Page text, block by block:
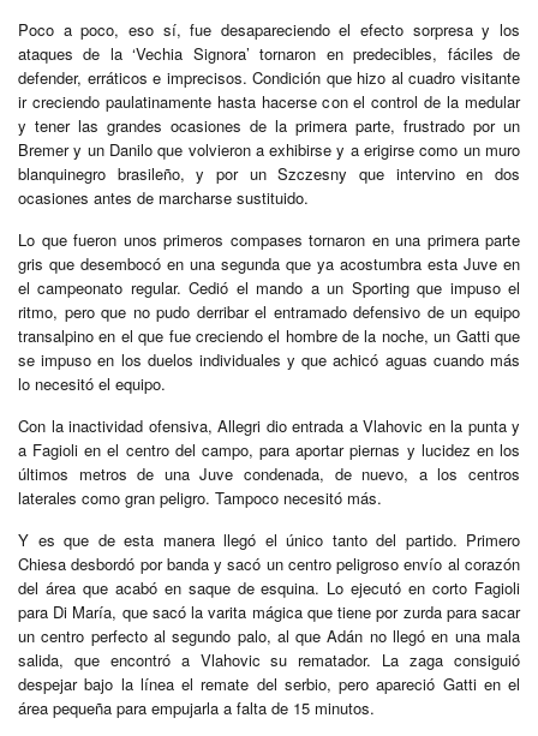
Poco a poco, eso sí, fue desapareciendo el efecto sorpresa y los
ataques de la ‘Vechia Signora’ tornaron en predecibles, fáciles de
defender, erráticos e imprecisos. Condición que hizo al cuadro visitante
ir creciendo paulatinamente hasta hacerse con el control de la medular
y tener las grandes ocasiones de la primera parte, frustrado por un
Bremer y un Danilo que volvieron a exhibirse y a erigirse como un muro
blanquinegro brasileño, y por un Szczesny que intervino en dos
ocasiones antes de marcharse sustituido.
Lo que fueron unos primeros compases tornaron en una primera parte
gris que desembocó en una segunda que ya acostumbra esta Juve en
el campeonato regular. Cedió el mando a un Sporting que impuso el
ritmo, pero que no pudo derribar el entramado defensivo de un equipo
transalpino en el que fue creciendo el hombre de la noche, un Gatti que
se impuso en los duelos individuales y que achicó aguas cuando más
lo necesitó el equipo.
Con la inactividad ofensiva, Allegri dio entrada a Vlahovic en la punta y
a Fagioli en el centro del campo, para aportar piernas y lucidez en los
últimos metros de una Juve condenada, de nuevo, a los centros
laterales como gran peligro. Tampoco necesitó más.
Y es que de esta manera llegó el único tanto del partido. Primero
Chiesa desbordó por banda y sacó un centro peligroso envío al corazón
del área que acabó en saque de esquina. Lo ejecutó en corto Fagioli
para Di María, que sacó la varita mágica que tiene por zurda para sacar
un centro perfecto al segundo palo, al que Adán no llegó en una mala
salida, que encontró a Vlahovic su rematador. La zaga consiguió
despejar bajo la línea el remate del serbio, pero apareció Gatti en el
área pequeña para empujarla a falta de 15 minutos.